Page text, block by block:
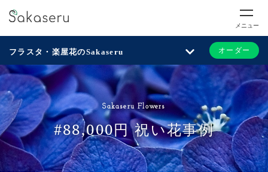
メニュー
フラスタ・楽屋花のSakaseru オーダー
Sakaseru Flowers
#88,000円 祝い花事例